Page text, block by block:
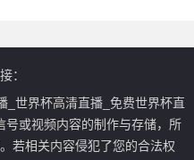
：
_世界杯高清直播_免费世界杯直
或视频内容的制作与存储，所
若相关内容侵犯了您的合法权